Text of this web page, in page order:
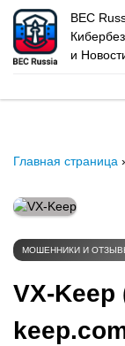
BEC
и
Главная страница
МОШЕННИКИ И
VX-Keep